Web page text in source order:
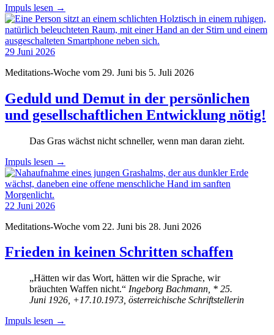
Impuls lesen →
29 Juni 2026
Meditations-Woche vom 29. Juni bis 5. Juli 2026
Geduld und Demut in der persönlichen
und gesellschaftlichen Entwicklung nötig!
Das Gras wächst nicht schneller, wenn man daran zieht.
Impuls lesen →
22 Juni 2026
Meditations-Woche vom 22. Juni bis 28. Juni 2026
Frieden in keinen Schritten schaffen
„Hätten wir das Wort, hätten wir die Sprache, wir
bräuchten Waffen nicht.“ Ingeborg Bachmann, * 25.
Juni 1926, +17.10.1973, österreichische Schriftstellerin
Impuls lesen →